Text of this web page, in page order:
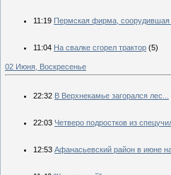
11:19 Пермская фирма, соорудившая
11:04 На свалке сгорел трактор (5)
02 Июня, Воскресенье
22:32 В Верхнекамье загорался лес...
22:03 Четверо подростков из
12:53 Афанасьевский район в июне